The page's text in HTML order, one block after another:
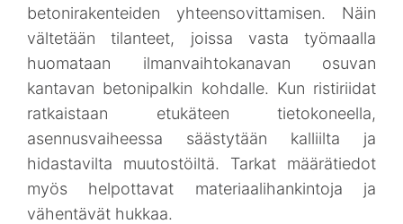
betonirakenteiden yhteensovittamisen. Näin
vältetään tilanteet, joissa vasta työmaalla
huomataan ilmanvaihtokanavan osuvan
kantavan betonipalkin kohdalle. Kun ristiriidat
ratkaistaan etukäteen tietokoneella,
asennusvaiheessa säästytään kalliilta ja
hidastavilta muutostöiltä. Tarkat määrätiedot
myös helpottavat materiaalihankintoja ja
vähentävät hukkaa.